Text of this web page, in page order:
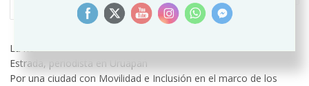
ENTRADAS
empatía masculina
La herida que el Poder quiso borrar: el caso de Lucero Díaz
Estrada, periodista en Uruapan
Por una ciudad con Movilidad e Inclusión en el marco de los